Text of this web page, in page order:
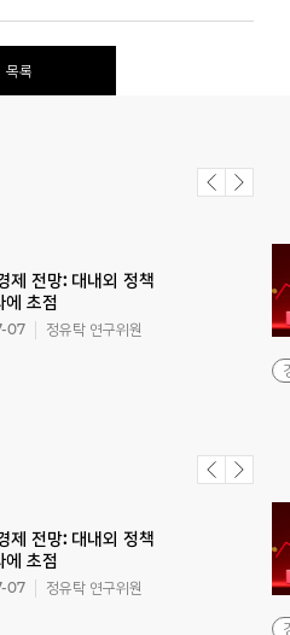
목록
제 전망: 대내외 정책
에 초점
07 정유탁 연구위원
제 전망: 대내외 정책
에 초점
07 정유탁 연구위원